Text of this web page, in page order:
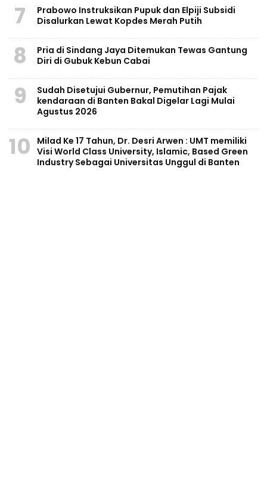
7
Prabowo Instruksikan Pupuk dan Elpiji Subsidi
Disalurkan Lewat Kopdes Merah Putih
8
Pria di Sindang Jaya Ditemukan Tewas Gantung
Diri di Gubuk Kebun Cabai
9
Sudah Disetujui Gubernur, Pemutihan Pajak
kendaraan di Banten Bakal Digelar Lagi Mulai
Agustus 2026
10
Milad Ke 17 Tahun, Dr. Desri Arwen : UMT memiliki
Visi World Class University, Islamic, Based Green
Industry Sebagai Universitas Unggul di Banten